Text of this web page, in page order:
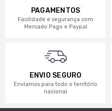
PAGAMENTOS
Facilidade e segurança com
Mercado Pago e Paypal
ENVIO SEGURO
Enviamos para todo o território
nacional